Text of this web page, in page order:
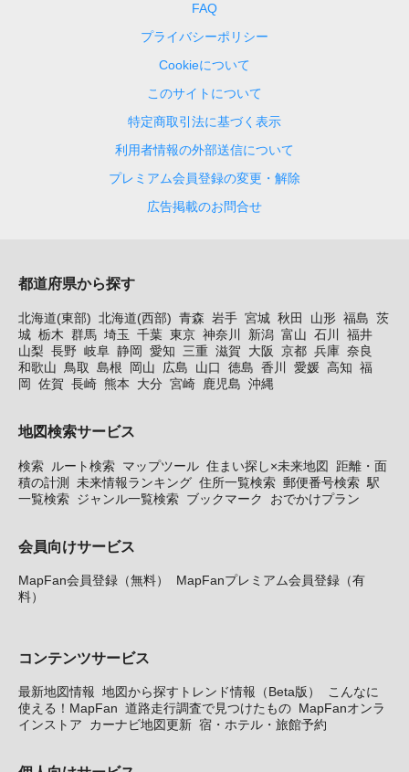
FAQ
プライバシーポリシー
Cookieについて
このサイトについて
特定商取引法に基づく表示
利用者情報の外部送信について
プレミアム会員登録の変更・解除
広告掲載のお問合せ
都道府県から探す
北海道(東部) 北海道(西部) 青森 岩手 宮城 秋田 山形 福島 茨
城 栃木 群馬 埼玉 千葉 東京 神奈川 新潟 富山 石川
福井
山梨 長野 岐阜 静岡 愛知 三重 滋賀 大阪 京都 兵庫 奈良
和歌山
鳥取 島根 岡山 広島 山口 徳島 香川 愛媛 高知 福
岡
佐賀 長崎 熊本 大分 宮崎 鹿児島 沖縄
地図検索サービス
検索 ルート検索 マップツール 住まい探し×未来地図
距離・面
積の計測
未来情報ランキング 住所一覧検索 郵便番号検索 駅
一覧検索 ジャンル一覧検索 ブックマーク おでかけプラン
会員向けサービス
MapFan会員登録（無料）
MapFanプレミアム会員登録（有
料）
コンテンツサービス
最新地図情報 地図から探すトレンド情報（Beta版）
こんなに
使える！MapFan 道路走行調査で見つけたもの MapFanオンラ
インストア
カーナビ地図更新 宿・ホテル・旅館予約